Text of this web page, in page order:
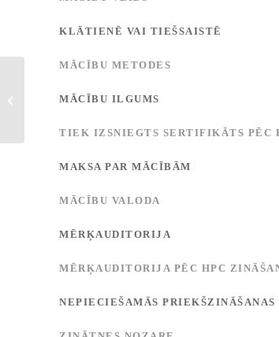
KLĀTIENĒ VAI TIEŠSAISTĒ
MĀCĪBU METODES
MĀCĪBU ILGUMS
TIEK IZSNIEGTS SERTIFIKĀTS PĒC
MAKSA PAR MĀCĪBĀM
MĀCĪBU VALODA
MĒRĶAUDITORIJA
MĒRĶAUDITORIJA PĒC HPC
NEPIECIEŠAMĀS PRIEKŠZINĀŠANAS
Matemātiskās un statistiskās programmu